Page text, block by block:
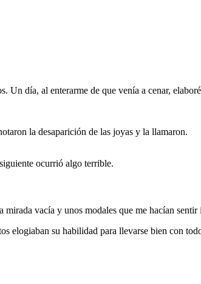
día, al enterarme de que venía a cenar,
la desaparición de las joyas y la llamaron.
ocurrió algo terrible.
vacía y unos modales que me hacían sentir
elogiaban su habilidad para llevarse bien con